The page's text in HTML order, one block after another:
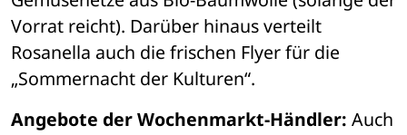
Vorrat reicht). Darüber hinaus verteilt
Rosanella auch die frischen Flyer für die
„Sommernacht der Kulturen“.
Angebote der Wochenmarkt-Händler: Auch